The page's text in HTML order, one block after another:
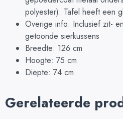
polyester). Tafel heeft een
Overige info: Inclusief zit-
getoonde sierkussens
Breedte: 126 cm
Hoogte: 75 cm
Diepte: 74 cm
Gerelateerde